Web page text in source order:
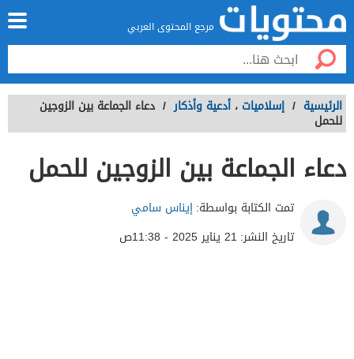
مرجع المحتوى العربي
الرئيسية / إسلاميات ، أدعية وأذكار / دعاء الجماعة بين الزوجين
للحمل
دعاء الجماعة بين الزوجين للحمل
تمت الكتابة بواسطة:إيناس سامي
تاريخ النشر: 21 يناير 2025 - 11:38ص